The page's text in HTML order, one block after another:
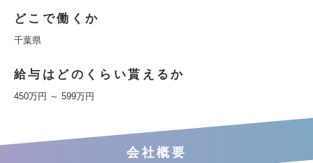
どこで働くか
千葉県
給与はどのくらい貰えるか
450万円 ～ 599万円
会社概要